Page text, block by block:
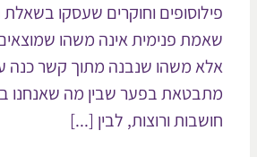
וחוקרים שעסקו בשאלת
פנימית אינה משהו שמוצאים מחוץ
משהו שנבנה מתוך קשר כנה עם
בפער שבין מה שאנחנו באמת
ורוצות, לבין [...]